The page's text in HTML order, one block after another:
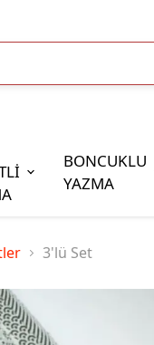
BONCUKLU
YAZMA
3'lü Set